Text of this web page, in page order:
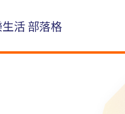
活 部落格